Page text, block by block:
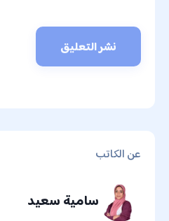
عن الكاتب
سامية سعيد